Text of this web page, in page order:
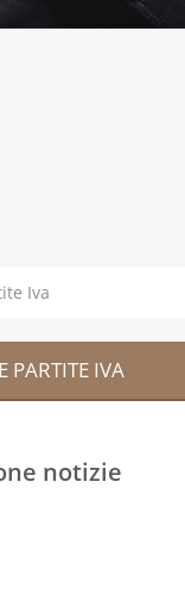
Iva
PARTITE IVA
notizie